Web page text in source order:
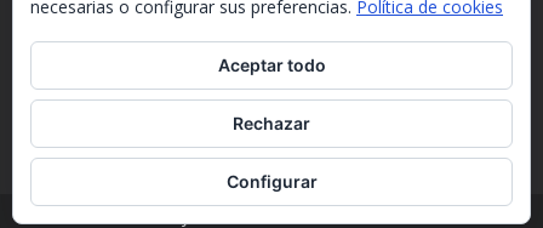
necesarias o configurar sus preferencias. Política de cookies
Aceptar todo
Rechazar
Configurar